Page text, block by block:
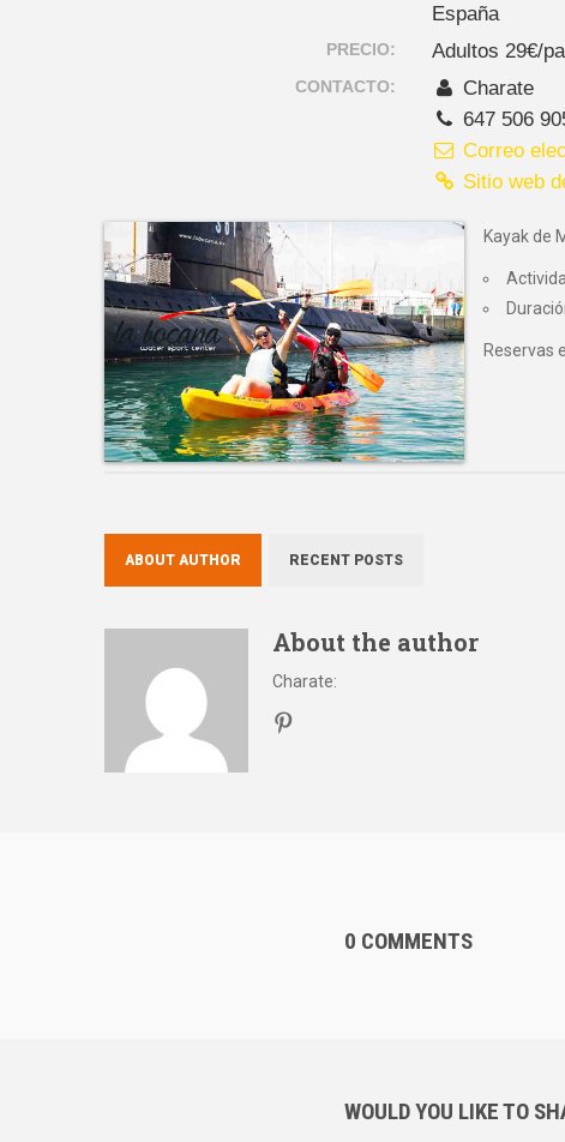
España
PRECIO: Adultos 29€/
CONTACTO:
Charate
647 506
Correo
Sitio web
Kayak de
Reservas
ABOUT AUTHOR RECENT POSTS
About the author
Charate:
0 COMMENTS
WOULD YOU LIKE TO